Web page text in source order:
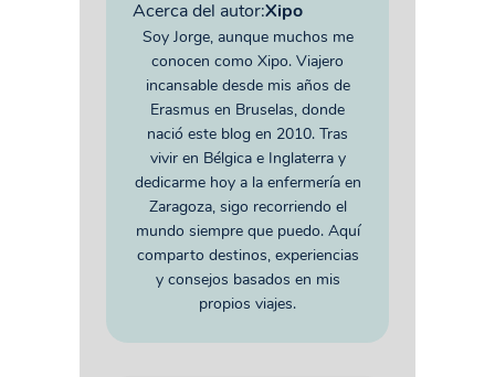
Acerca del autor:Xipo
Soy Jorge, aunque muchos me
conocen como Xipo. Viajero
incansable desde mis años de
Erasmus en Bruselas, donde
nació este blog en 2010. Tras
vivir en Bélgica e Inglaterra y
dedicarme hoy a la enfermería en
Zaragoza, sigo recorriendo el
mundo siempre que puedo. Aquí
comparto destinos, experiencias
y consejos basados en mis
propios viajes.